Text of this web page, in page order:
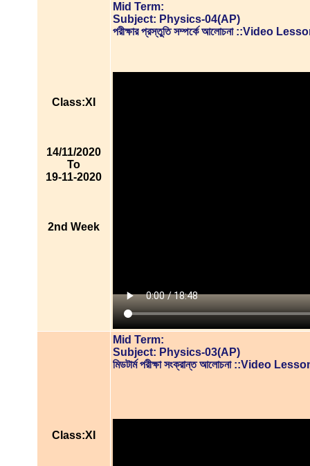
Class:XI
14/11/2020
To
19-11-2020
2nd Week
Mid Term:
Subject: Physics-04(AP)
পরীক্ষার প্রস্তুতি সম্পর্কে আলোচনা ::Video
Class:XI
Mid Term:
Subject: Physics-03(AP)
মিডটার্ম পরীক্ষা সংক্রান্ত আলোচনা ::Video